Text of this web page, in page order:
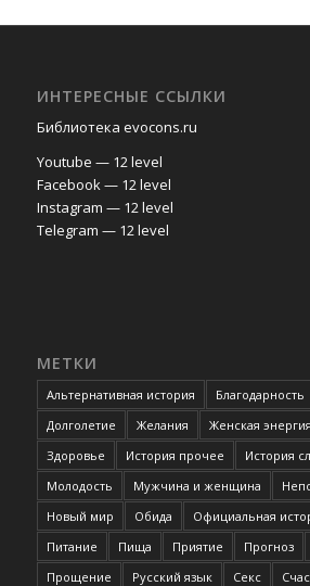
ИНТЕРЕСНЫЕ ССЫЛКИ
Библиотека evocons.ru
Youtube — 12 level
Facebook — 12 level
Instagram — 12 level
Telegram — 12 level
МЕТКИ
Альтернативная история Благодарность
Долголетие
Желания Женская энергия
Здоровье
История прочее История
Молодость
Мужчина и женщина
Новый мир
Обида Официальная
Питание
Пища Приятие Прогноз
Прощение
Русский язык Секс